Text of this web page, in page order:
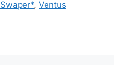
Swaper*, Ventus